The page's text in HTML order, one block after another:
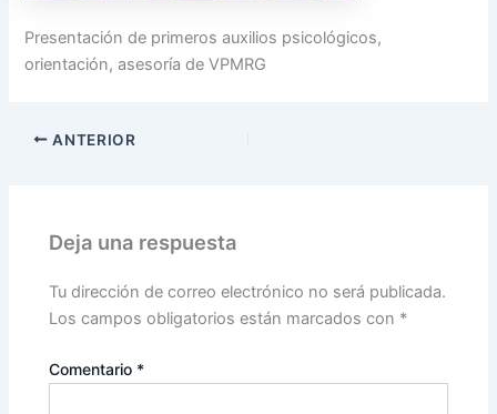
Presentación de primeros auxilios psicológicos,
orientación, asesoría de VPMRG
ANTERIOR
Deja una respuesta
Tu dirección de correo electrónico no será publicada.
Los campos obligatorios están marcados con *
Comentario *